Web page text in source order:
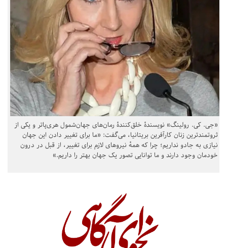
«جی. کی. رولینگ» نویسندهٔ خلق‌کنندهٔ رمان‌های جهان‌شمول هری‌پاتر و یکی از
ثروتمندترین زنان کارآفرین بریتانیا، می‌گفت: «ما برای تغییر دادن این جهان
نیازی به جادو نداریم؛ چرا که همهٔ نیروهای لازم برای تغییر، از قبل در درون
خودمان وجود دارند و ما توانایی تصور یک جهان بهتر را داریم.»